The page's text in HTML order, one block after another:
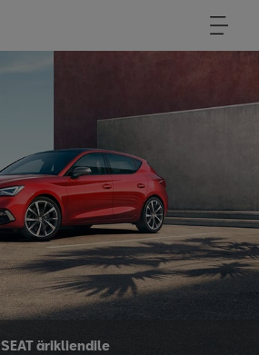
SEAT ärikliendile